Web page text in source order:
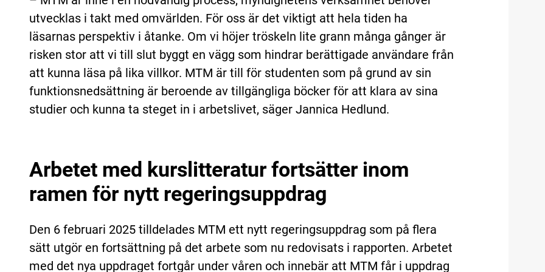
utvecklas i takt med omvärlden. För oss är det viktigt att hela tiden ha
läsarnas perspektiv i åtanke. Om vi höjer tröskeln lite grann många gånger är
risken stor att vi till slut byggt en vägg som hindrar berättigade användare från
att kunna läsa på lika villkor. MTM är till för studenten som på grund av sin
funktionsnedsättning är beroende av tillgängliga böcker för att klara av sina
studier och kunna ta steget in i arbetslivet, säger Jannica Hedlund.
Arbetet med kurslitteratur fortsätter inom
ramen för nytt regeringsuppdrag
Den 6 februari 2025 tilldelades MTM ett nytt regeringsuppdrag som på flera
sätt utgör en fortsättning på det arbete som nu redovisats i rapporten. Arbetet
med det nya uppdraget fortgår under våren och innebär att MTM får i uppdrag